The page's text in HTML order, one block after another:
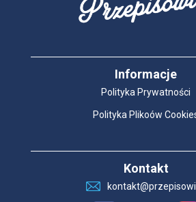
Informacje
Polityka Prywatności
Polityka Plikoów
Kontakt